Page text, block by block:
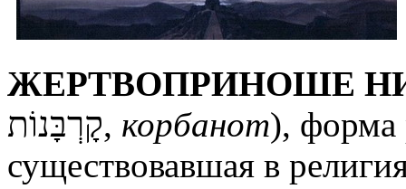
ЖЕРТВОПРИНОШЕ
קָרְבָּנוֹת, корбанот), форма
существовавшая в